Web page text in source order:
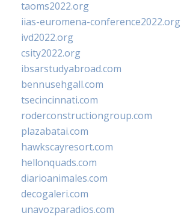
taoms2022.org
iias-euromena-conference2022.org
ivd2022.org
csity2022.org
ibsarstudyabroad.com
bennusehgall.com
tsecincinnati.com
roderconstructiongroup.com
plazabatai.com
hawkscayresort.com
hellonquads.com
diarioanimales.com
decogaleri.com
unavozparadios.com